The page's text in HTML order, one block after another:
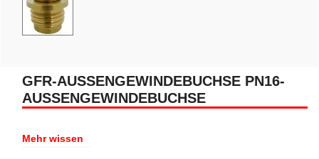
GFR-AUSSENGEWINDEBUCHSE PN16-A
USSENGEWINDEBUCHSE
Mehr wissen